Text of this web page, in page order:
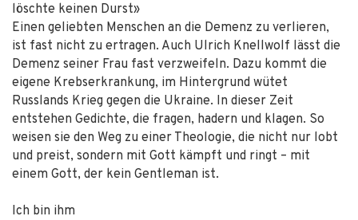
löschte keinen Durst»
Einen geliebten Menschen an die Demenz zu verlieren,
ist fast nicht zu ertragen. Auch Ulrich Knellwolf lässt die
Demenz seiner Frau fast verzweifeln. Dazu kommt die
eigene Krebserkrankung, im Hintergrund wütet
Russlands Krieg gegen die Ukraine. In dieser Zeit
entstehen Gedichte, die fragen, hadern und klagen. So
weisen sie den Weg zu einer Theologie, die nicht nur lobt
und preist, sondern mit Gott kämpft und ringt – mit
einem Gott, der kein Gentleman ist.
Ich bin ihm